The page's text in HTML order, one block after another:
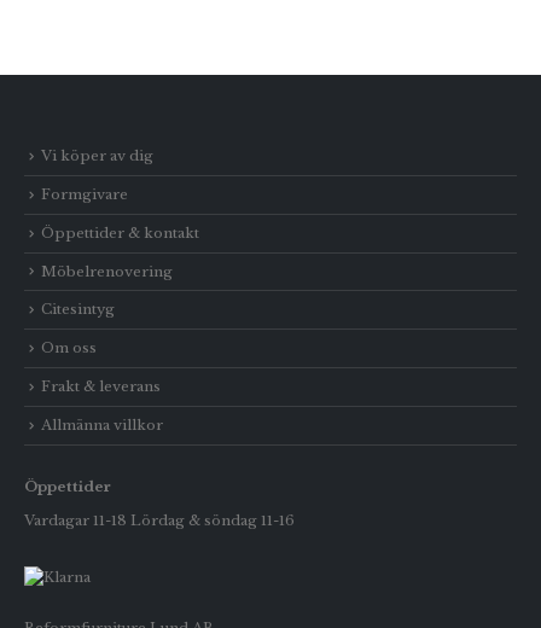
Vi köper av dig
Formgivare
Öppettider & kontakt
Möbelrenovering
Citesintyg
Om oss
Frakt & leverans
Allmänna villkor
Öppettider
Vardagar 11-18 Lördag & söndag 11-16